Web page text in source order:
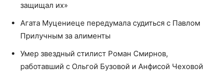
защищал их»
Агата Муцениеце передумала судиться с Павлом
Прилучным за алименты
Умер звездный стилист Роман Смирнов,
работавший с Ольгой Бузовой и Анфисой Чеховой